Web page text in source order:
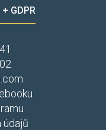
GDPR
údajů